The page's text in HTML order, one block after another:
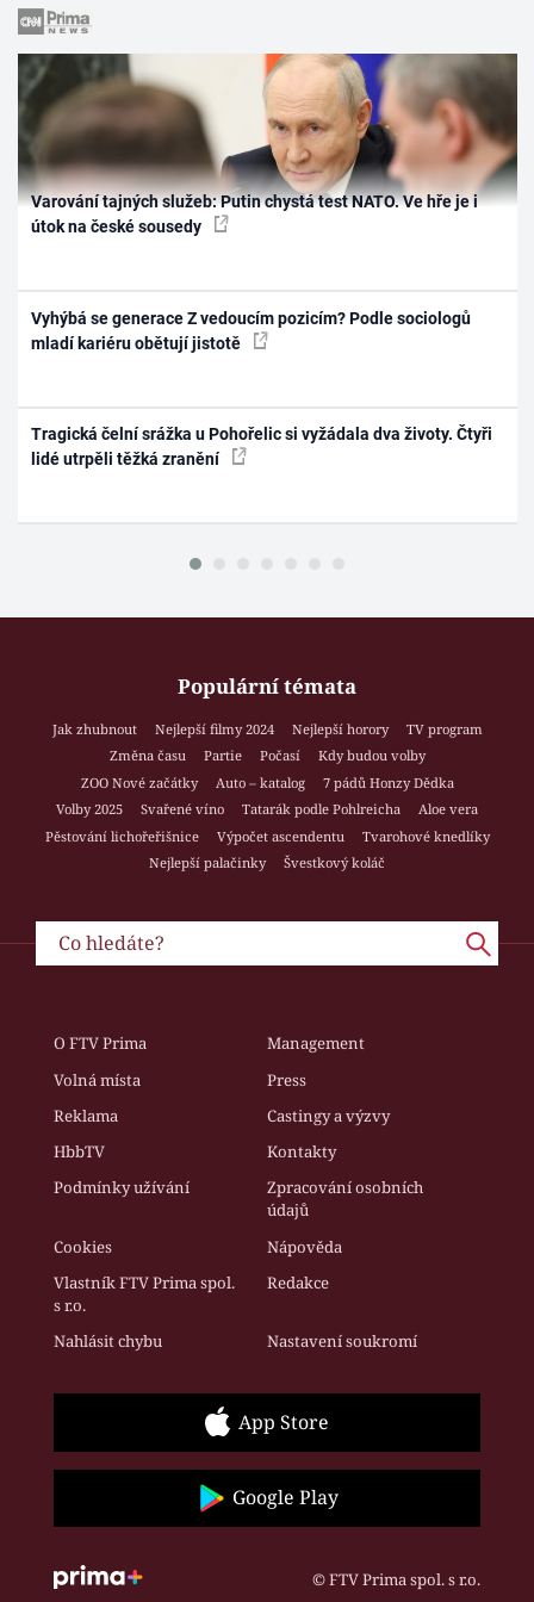
Varování tajných služeb: Putin chystá test NATO. Ve hře je i
útok na české sousedy
Vyhýbá se generace Z vedoucím pozicím? Podle sociologů
mladí kariéru obětují jistotě
Tragická čelní srážka u Pohořelic si vyžádala dva životy. Čtyři
lidé utrpěli těžká zranění
Populární témata
Jak zhubnout Nejlepší filmy 2024 Nejlepší horory
TV program
Změna času
Partie Počasí
Kdy budou volby
ZOO Nové začátky
Auto – katalog
7 pádů Honzy Dědka
Volby 2025
Svařené víno Tatarák podle Pohlreicha
Aloe vera
Pěstování lichořeřišnice
Výpočet ascendentu
Tvarohové knedlíky
Nejlepší palačinky
Švestkový koláč
O FTV Prima
Management
Volná místa
Press
Reklama
Castingy a výzvy
HbbTV
Kontakty
Podmínky užívání
Zpracování osobních
údajů
Cookies
Nápověda
Vlastník FTV Prima spol.
s r.o.
Redakce
Nahlásit chybu Nastavení soukromí
App Store
Google Play
© FTV Prima spol. s r.o.